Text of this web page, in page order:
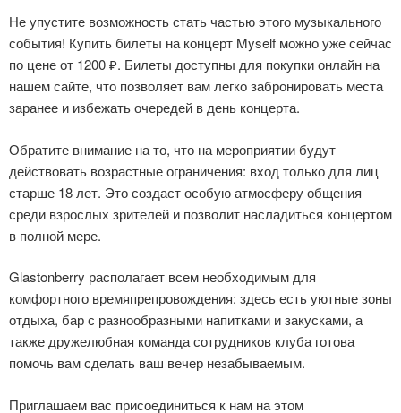
Не упустите возможность стать частью этого музыкального
события! Купить билеты на концерт Myself можно уже сейчас
по цене от 1200 ₽. Билеты доступны для покупки онлайн на
нашем сайте, что позволяет вам легко забронировать места
заранее и избежать очередей в день концерта.
Обратите внимание на то, что на мероприятии будут
действовать возрастные ограничения: вход только для лиц
старше 18 лет. Это создаст особую атмосферу общения
среди взрослых зрителей и позволит насладиться концертом
в полной мере.
Glastonberry располагает всем необходимым для
комфортного времяпрепровождения: здесь есть уютные зоны
отдыха, бар с разнообразными напитками и закусками, а
также дружелюбная команда сотрудников клуба готова
помочь вам сделать ваш вечер незабываемым.
Приглашаем вас присоединиться к нам на этом